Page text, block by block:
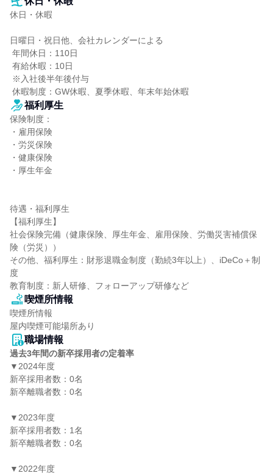
休日・休暇
日曜日・祝日他、会社カレンダーによる
休暇制度：GW休暇、夏季休暇、年末年始休暇
福利厚生
保険制度：
・雇用保険
・労災保険
・健康保険
・厚生年金
待遇・福利厚生
【福利厚生】
社会保険完備（健康保険、厚生年金、雇用保険、労働災害補償保
険（労災））
その他、福利厚生：財形退職金制度（勤続3年以上）、iDeCo＋制
度
教育制度：新人研修、フォローアップ研修など
喫煙所情報
喫煙所情報
屋内喫煙可能場所あり
職場情報
過去3年間の新卒採用者の定着率
▼2024年度
新卒採用者数：0名
新卒離職者数：0名
▼2023年度
新卒採用者数：1名
新卒離職者数：0名
▼2022年度